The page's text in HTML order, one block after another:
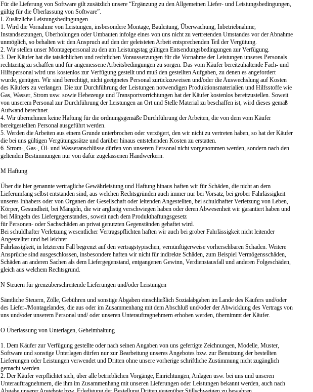
Für die Lieferung von Software gilt zusätzlich unsere “Ergänzung zu den Allgemeinen Liefer- und Leistungsbedingungen,
gültig für die Überlassung von Software”.
L Zusätzliche Leistungsbedingungen
1. Wird die Vornahme von Leistungen, insbesondere Montage, Bauleitung, Überwachung, Inbetriebnahme,
Instandsetzungen, Überholungen oder Umbauten infolge eines von uns nicht zu vertretenden Umstandes vor der Abnahme
unmöglich, so behalten wir den Anspruch auf den der geleisteten Arbeit entsprechenden Teil der Vergütung.
2. Wir stellen unser Montagepersonal zu den am Leistungstag gültigen Entsendungsbedingungen zur Verfügung.
3. Der Käufer hat die tatsächlichen und rechtlichen Voraussetzungen für die Vornahme der Leistungen unseres Personals
rechtzeitig zu schaffen und für angemessene Arbeitsbedingungen zu sorgen. Das vom Käufer bereitzuhaltende Fach- und
Hilfspersonal wird uns kostenlos zur Verfügung gestellt und muß den gestellten Aufgaben, zu denen es angefordert
wurde, genügen. Wir sind berechtigt, nicht geeignetes Personal zurückzuweisen und/oder die Auswechslung auf Kosten
des Käufers zu verlangen. Die zur Durchführung der Leistungen notwendigen Produktionsmaterialien und Hilfsstoffe wie
Gas, Wasser, Strom usw. sowie Hebezeuge und Transportvorrichtungen hat der Käufer kostenlos bereitzustellen. Soweit
von unserem Personal zur Durchführung der Leistungen an Ort und Stelle Material zu beschaffen ist, wird dieses gemäß
Aufwand berechnet.
4. Wir übernehmen keine Haftung für die ordnungsgemäße Durchführung der Arbeiten, die von dem vom Käufer
bereitgestellten Personal ausgeführt werden.
5. Werden die Arbeiten aus einem Grunde unterbrochen oder verzögert, den wir nicht zu vertreten haben, so hat der Käufer
die bei uns gültigen Vergütungssätze und darüber hinaus entstehenden Kosten zu erstatten.
6. Strom-, Gas-, Öl- und Wasseranschlüsse dürfen von unserem Personal nicht vorgenommen werden, sondern nach den
geltenden Bestimmungen nur von dafür zugelassenen Handwerkern.
M Haftung
Über die hier genannte vertragliche Gewährleistung und Haftung hinaus haften wir für Schäden, die nicht an dem
Lieferumfang selbst entstanden sind, aus welchen Rechtsgründen auch immer nur bei Vorsatz, bei grober Fahrlässigkeit
unseres Inhabers oder von Organen der Gesellschaft oder leitenden Angestellten, bei schuldhafter Verletzung von Leben,
Körper, Gesundheit, bei Mängeln, die wir arglistig verschwiegen haben oder deren Abwesenheit wir garantiert haben und
bei Mängeln des Liefergegenstandes, soweit nach dem Produkthaftungsgesetz
für Personen- oder Sachschäden an privat genutzten Gegenständen gehaftet wird.
Bei schuldhafter Verletzung wesentlicher Vertragspflichten haften wir auch bei grober Fahrlässigkeit nicht leitender
Angestellter und bei leichter
Fahrlässigkeit, in letzterem Fall begrenzt auf den vertragstypischen, vernünftigerweise vorhersehbaren Schaden. Weitere
Ansprüche sind ausgeschlossen, insbesondere haften wir nicht für indirekte Schäden, zum Beispiel Vermögensschäden,
Schäden an anderen Sachen als dem Liefergegenstand, entgangenen Gewinn, Verdienstausfall und anderen Folgeschäden,
gleich aus welchem Rechtsgrund.
N Steuern für grenzüberschreitende Lieferungen und/oder Leistungen
Sämtliche Steuern, Zölle, Gebühren und sonstige Abgaben einschließlich Sozialabgaben im Lande des Käufers und/oder
des Liefer-/Montagelandes, die aus oder im Zusammenhang mit dem Abschluß und/oder der Abwicklung des Vertrags von
uns und/oder unserem Personal und/ oder unseren Unterauftragnehmern erhoben werden, übernimmt der Käufer.
O Überlassung von Unterlagen, Geheimhaltung
1. Dem Käufer zur Verfügung gestellte oder nach seinen Angaben von uns gefertigte Zeichnungen, Modelle, Muster,
Software und sonstige Unterlagen dürfen nur zur Bearbeitung unseres Angebotes bzw. zur Benutzung der bestellten
Lieferungen oder Leistungen verwendet und Dritten ohne unsere vorherige schriftliche Zustimmung nicht zugänglich
gemacht werden.
2. Der Käufer verpflichtet sich, über alle betrieblichen Vorgänge, Einrichtungen, Anlagen usw. bei uns und unseren
Unterauftragnehmern, die ihm im Zusammenhang mit unseren Lieferungen oder Leistungen bekannt werden, auch nach